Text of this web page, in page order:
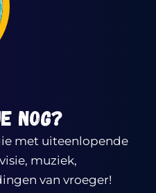
NOG?
met uiteenlopende
muziek,
van vroeger!